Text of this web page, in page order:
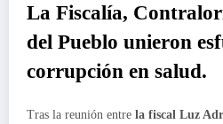
La Fiscalía,
del Pueblo unieron
corrupción en salud.
Tras la reunión entre la fiscal Luz